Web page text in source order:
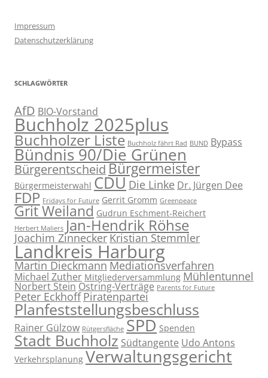
Impressum
Datenschutzerklärung
SCHLAGWÖRTER
AfD BIO-Vorstand
Buchholz 2025plus
Buchholzer Liste Buchholz fährt Rad BUND Bypass
Bündnis 90/Die Grünen
BürgerentscheidBürgermeister
Bürgermeisterwahl CDU Die Linke Dr. Jürgen Dee
FDP Fridays for Future Gerrit Gromm Greenpeace
Grit Weiland Gudrun Eschment-Reichert
Herbert Maliers Jan-Hendrik Röhse
Joachim ZinneckerKristian Stemmler
Landkreis Harburg
Martin DieckmannMediationsverfahren
Michael Zuther Mitgliederversammlung Mühlentunnel
Norbert Stein Ostring-Verträge Parents for Future
Peter Eckhoff Piratenpartei
Planfeststellungsbeschluss
Rainer Gülzow Rütgersfläche SPD Spenden
Stadt Buchholz Südtangente Udo Antons
Verkehrsplanung Verwaltungsgericht